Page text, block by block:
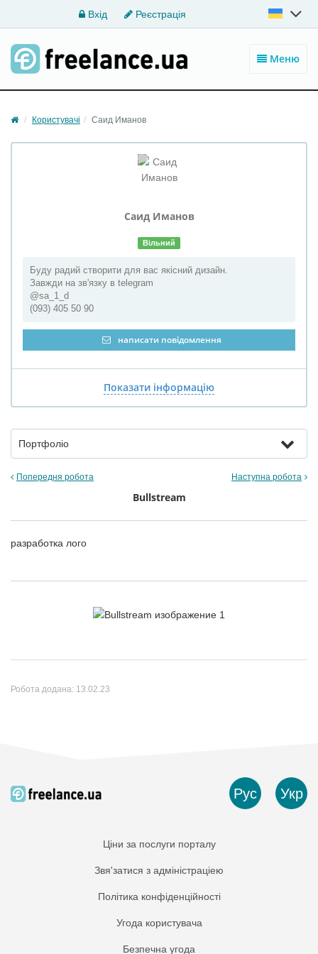
Вхід Реєстрація
Меню
Користувачі Саид Иманов
Саид Иманов
Вільний
Буду радий створити для вас якісний дизайн.
Завжди на зв'язку в telegram
@sa_1_d
(093) 405 50 90
написати повідомлення
Показати інформацію
Портфоліо
Попередня робота Наступна робота
Bullstream
разработка лого
Робота додана: 13.02.23
Рус Укр
Ціни за послуги порталу
Звя'затися з адміністраціею
Політика конфіденційності
Угода користувача
Безпечна угода